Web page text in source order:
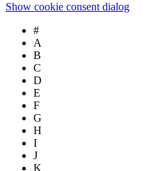
Show cookie consent dialog
#
A
B
C
D
E
F
G
H
I
J
K